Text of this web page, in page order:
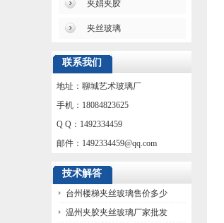
夹娟夹胶
夹丝玻璃
联系我们
地址：聊城艺术玻璃厂
手机：18084823625
Q Q：1492334459
邮件： 1492334459@qq.com
技术解答
台州楼梯夹丝玻璃售价多少
温州夹胶夹丝玻璃厂家批发